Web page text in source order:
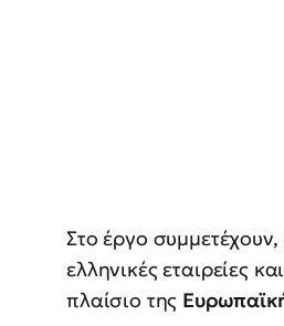
Στο έργο
ελληνικές εταιρείες
πλαίσιο της